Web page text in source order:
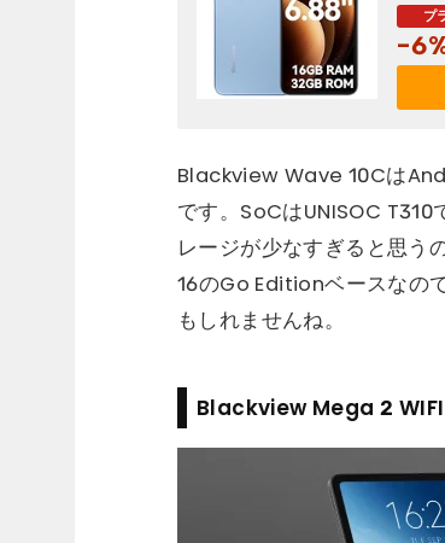
テリ
応
-
Blackview Wave 10Cは
です。SoCはUNISOC T310
レージが少なすぎると思
16のGo Editionベースなの
もしれませんね。
Blackview Mega 2 WIFI